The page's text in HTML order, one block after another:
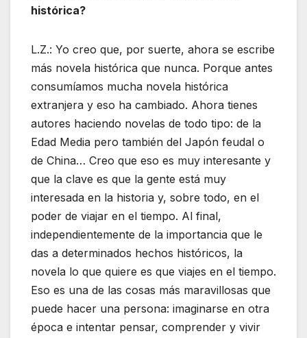
histórica?
L.Z.: Yo creo que, por suerte, ahora se escribe
más novela histórica que nunca. Porque antes
consumíamos mucha novela histórica
extranjera y eso ha cambiado. Ahora tienes
autores haciendo novelas de todo tipo: de la
Edad Media pero también del Japón feudal o
de China… Creo que eso es muy interesante y
que la clave es que la gente está muy
interesada en la historia y, sobre todo, en el
poder de viajar en el tiempo. Al final,
independientemente de la importancia que le
das a determinados hechos históricos, la
novela lo que quiere es que viajes en el tiempo.
Eso es una de las cosas más maravillosas que
puede hacer una persona: imaginarse en otra
época e intentar pensar, comprender y vivir